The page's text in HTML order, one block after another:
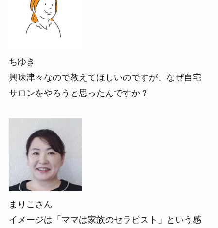
ちゆき
興味津々なので教えてほしいのですが、なぜ自宅
サロンをやろうと思ったんですか？
まりこさん
イメージは「ママは家族のセラピスト」という感